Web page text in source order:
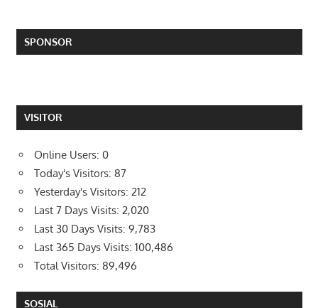
SPONSOR
VISITOR
Online Users: 0
Today's Visitors: 87
Yesterday's Visitors: 212
Last 7 Days Visits: 2,020
Last 30 Days Visits: 9,783
Last 365 Days Visits: 100,486
Total Visitors: 89,496
SOSIAL